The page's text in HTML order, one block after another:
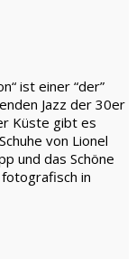
ist einer “der”
Jazz der 30er
Küste gibt es
von Lionel
und das Schöne
in